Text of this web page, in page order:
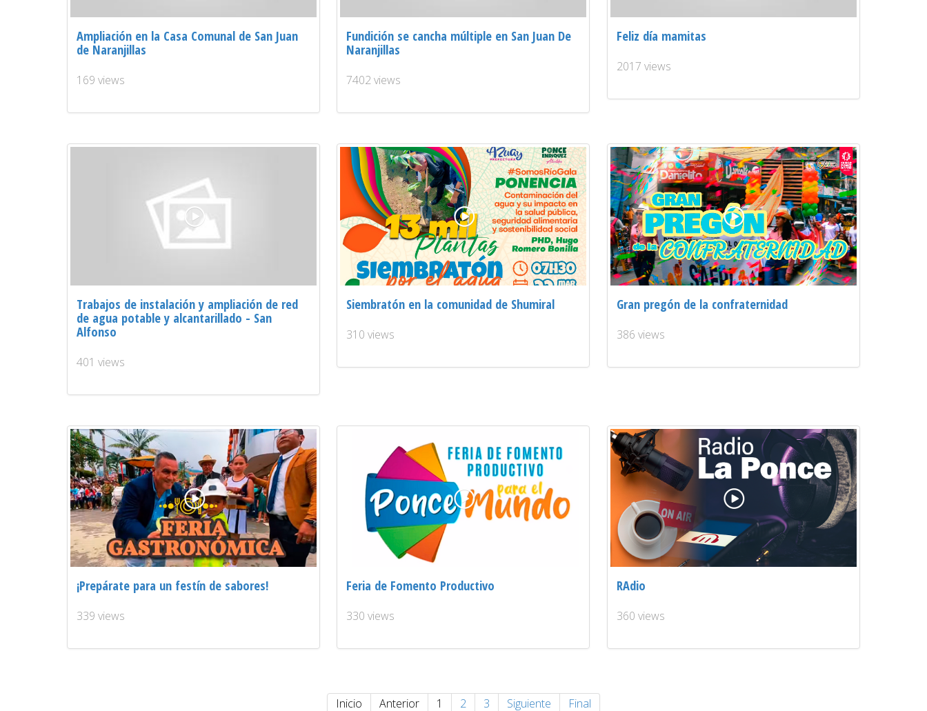
Ampliación en la Casa Comunal de San Juan
de Naranjillas
169 views
Fundición se cancha múltiple en San Juan De
Naranjillas
7402 views
Feliz día mamitas
2017 views
Trabajos de instalación y ampliación de red
de agua potable y alcantarillado - San
Alfonso
401 views
Siembratón en la comunidad de Shumiral
310 views
Gran pregón de la confraternidad
386 views
¡Prepárate para un festín de sabores!
339 views
Feria de Fomento Productivo
330 views
RAdio
360 views
Inicio Anterior 1 2 3 Siguiente Final